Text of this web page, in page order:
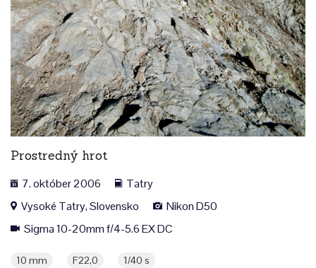
Prostredný hrot
7. október 2006
Tatry
Vysoké Tatry, Slovensko
Nikon D50
Sigma 10-20mm f/4-5.6 EX DC
10 mm F22,0 1/40 s